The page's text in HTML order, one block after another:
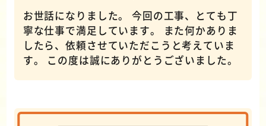
お世話になりました。 今回の工事、とても丁
寧な仕事で満足しています。 また何かありま
したら、依頼させていただこうと考えていま
す。 この度は誠にありがとうございました。